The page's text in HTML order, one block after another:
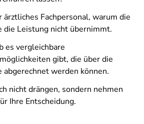
ärztliches Fachpersonal, warum die
die Leistung nicht übernimmt.
es vergleichbare
gibt, die über die
abgerechnet werden können.
nicht drängen, sondern nehmen
Ihre Entscheidung.